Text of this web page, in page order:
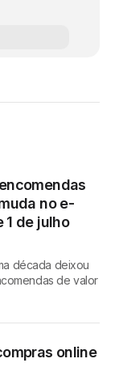
no e-
1 de julho
década deixou
de valor
online